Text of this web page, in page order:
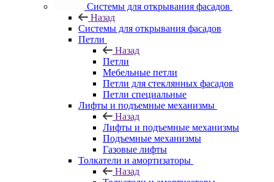
Системы для открывания фасадов
Назад
Системы для открывания фасадов
Петли
Назад
Петли
Мебельные петли
Петли для стеклянных фасадов
Петли специальные
Лифты и подъемные механизмы
Назад
Лифты и подъемные механизмы
Подъемные механизмы
Газовые лифты
Толкатели и амортизаторы
Назад